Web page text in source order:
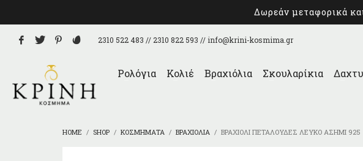
Δωρεάν μεταφορικά
2310 522 483 // 2310 822 593 // info@krini-kosmima.gr
Ρολόγια Κολιέ Βραχιόλια Σκουλαρίκια
HOME SHOP ΚΟΣΜΉΜΑΤΑ ΒΡΑΧΙΌΛΙΑ ΒΡΑΧΙΌΛΙ ΠΕΤΑΛΟΎΔΕΣ ΛΕΥΚΌ ΑΣΉΜΙ 925